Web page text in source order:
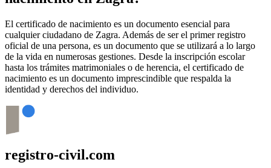
El certificado de nacimiento es un documento esencial para
cualquier ciudadano de Zagra. Además de ser el primer registro
oficial de una persona, es un documento que se utilizará a lo largo
de la vida en numerosas gestiones. Desde la inscripción escolar
hasta los trámites matrimoniales o de herencia, el certificado de
nacimiento es un documento imprescindible que respalda la
identidad y derechos del individuo.
registro-civil.com